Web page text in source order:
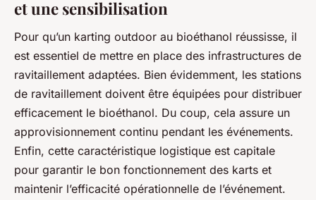
et une sensibilisation
Pour qu’un karting outdoor au bioéthanol réussisse, il
est essentiel de mettre en place des infrastructures de
ravitaillement adaptées. Bien évidemment, les stations
de ravitaillement doivent être équipées pour distribuer
efficacement le bioéthanol. Du coup, cela assure un
approvisionnement continu pendant les événements.
Enfin, cette caractéristique logistique est capitale
pour garantir le bon fonctionnement des karts et
maintenir l’efficacité opérationnelle de l’événement.